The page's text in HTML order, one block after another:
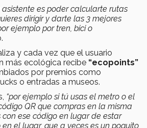
asistente es poder calcularte rutas
dirigir y darte las 3 mejores
ejemplo por tren, bici o
y cada vez que el usuario
más ecológica recibe “ecopoints”
por premios como
o entradas a museos.
“por ejemplo si tú usas el metro o el
QR que compras en la misma
ese código en lugar de estar
el lugar, que a veces es un poquito